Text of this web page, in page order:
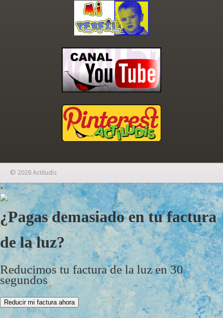
© 2026 Actiludis
×
¿Pagas demasiado en tu factura
de la luz?
Reducimos tu factura de la luz en 30
segundos
Reducir mi factura ahora